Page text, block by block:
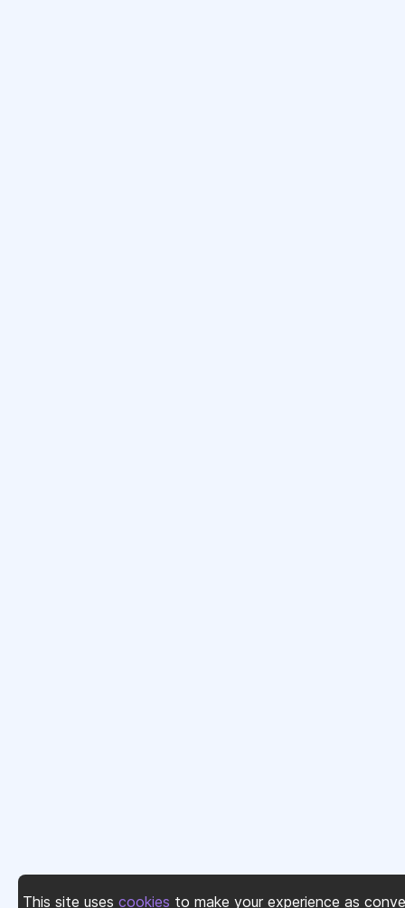
This site uses cookies to make your experience as